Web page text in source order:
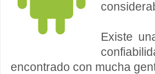
Existe
encontrado con mucha